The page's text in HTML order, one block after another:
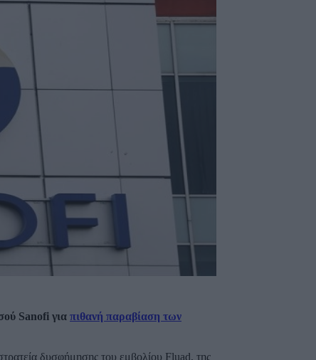
Sanofi για πιθανή παραβίαση των
δυσφήμησης του εμβολίου Fluad, της